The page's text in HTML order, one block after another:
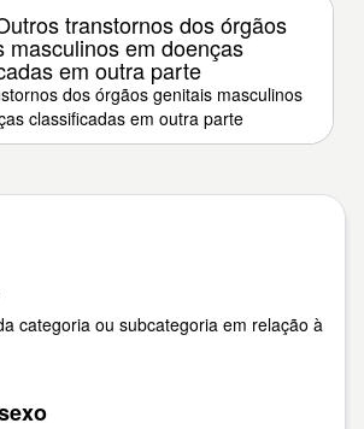
transtornos dos órgãos
masculinos em doenças
em outra parte
dos órgãos genitais masculinos
classificadas em outra parte
categoria ou subcategoria em relação à